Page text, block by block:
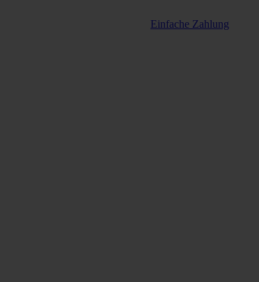
Einfache Zahlung